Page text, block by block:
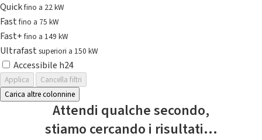
Quickfino a 22 kW
Fastfino a 75 kW
Fast+fino a 149 kW
Ultrafast superiori a 150 kW
Accessibile h24
Applica
Cancella filtri
Carica altre colonnine
Attendi qualche secondo,
stiamo cercando i risultati...